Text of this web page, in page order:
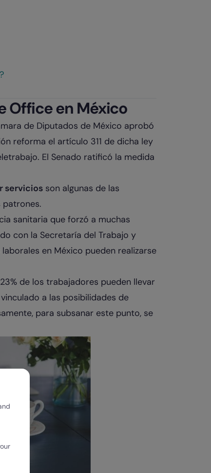
Office en México
de Diputados de México aprobó
reforma el artículo 311 de dicha ley
El Senado ratificó la medida
serviciosson algunas de las
patrones.
sanitaria que forzó a muchas
con la Secretaría del Trabajo y
en México pueden realizarse
de los trabajadores pueden llevar
a las posibilidades de
para subsanar este punto, se